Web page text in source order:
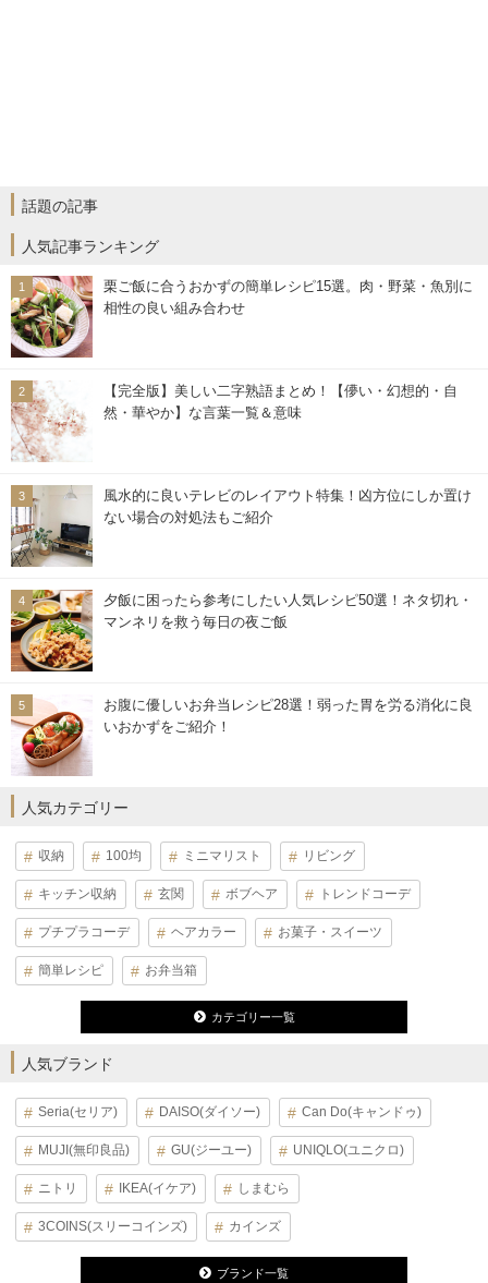
話題の記事
人気記事ランキング
栗ご飯に合うおかずの簡単レシピ15選。肉・野菜・魚別に
相性の良い組み合わせ
【完全版】美しい二字熟語まとめ！【儚い・幻想的・自
然・華やか】な言葉一覧＆意味
風水的に良いテレビのレイアウト特集！凶方位にしか置け
ない場合の対処法もご紹介
夕飯に困ったら参考にしたい人気レシピ50選！ネタ切れ・
マンネリを救う毎日の夜ご飯
お腹に優しいお弁当レシピ28選！弱った胃を労る消化に良
いおかずをご紹介！
人気カテゴリー
収納 100均 ミニマリスト リビング
キッチン収納 玄関 ボブヘア トレンドコーデ
プチプラコーデ ヘアカラー お菓子・スイーツ
簡単レシピ お弁当箱
カテゴリー一覧
人気ブランド
Seria(セリア) DAISO(ダイソー) Can Do(キャンドゥ)
MUJI(無印良品) GU(ジーユー) UNIQLO(ユニクロ)
ニトリ IKEA(イケア) しまむら
3COINS(スリーコインズ) カインズ
ブランド一覧